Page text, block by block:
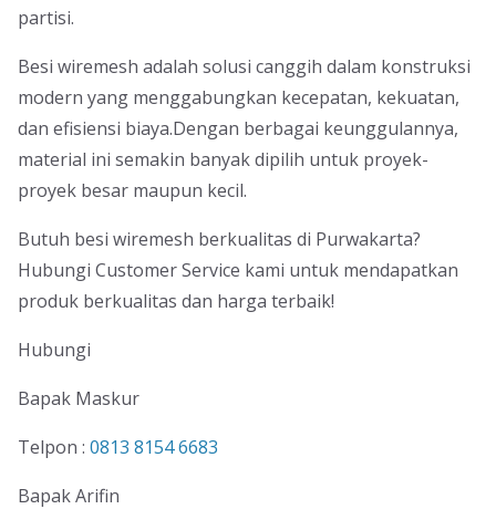
partisi.
Besi wiremesh adalah solusi canggih dalam konstruksi
modern yang menggabungkan kecepatan, kekuatan,
dan efisiensi biaya.Dengan berbagai keunggulannya,
material ini semakin banyak dipilih untuk proyek-
proyek besar maupun kecil.
Butuh besi wiremesh berkualitas di Purwakarta?
Hubungi Customer Service kami untuk mendapatkan
produk berkualitas dan harga terbaik!
Hubungi
Bapak Maskur
Telpon : 0813 8154 6683
Bapak Arifin